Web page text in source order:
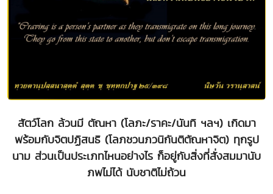
สัตว์โลก ล้วนมี ตัณหา (โลภะ/ราคะ/นันทิ ฯลฯ) เกิดมา
พร้อมกับจิตปฏิสนธิ (โลภชวนภวนิกันติตัณหาจิต) ทุกรูป
นาม ส่วนเป็นประเภทไหนอย่างไร ก็อยู่กับสิ่งที่สั่งสมมานับ
ภพไม่ได้ นับชาติไม่ถ้วน